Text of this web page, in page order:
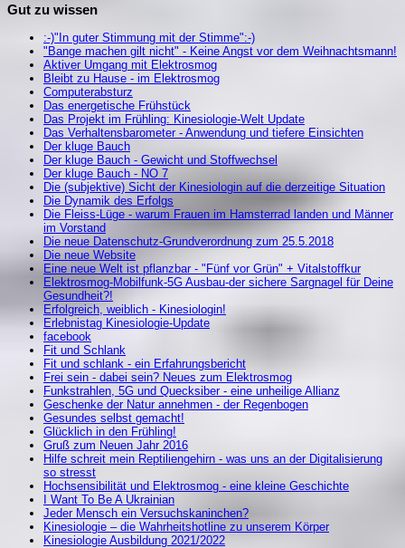
Gut zu wissen
:-)"In guter Stimmung mit der Stimme":-)
"Bange machen gilt nicht" - Keine Angst vor dem Weihnachtsmann!
Aktiver Umgang mit Elektrosmog
Bleibt zu Hause - im Elektrosmog
Computerabsturz
Das energetische Frühstück
Das Projekt im Frühling: Kinesiologie-Welt Update
Das Verhaltensbarometer - Anwendung und tiefere Einsichten
Der kluge Bauch
Der kluge Bauch - Gewicht und Stoffwechsel
Der kluge Bauch - NO 7
Die (subjektive) Sicht der Kinesiologin auf die derzeitige Situation
Die Dynamik des Erfolgs
Die Fleiss-Lüge - warum Frauen im Hamsterrad landen und Männer
im Vorstand
Die neue Datenschutz-Grundverordnung zum 25.5.2018
Die neue Website
Eine neue Welt ist pflanzbar - "Fünf vor Grün" + Vitalstoffkur
Elektrosmog-Mobilfunk-5G Ausbau-der sichere Sargnagel für Deine
Gesundheit?!
Erfolgreich, weiblich - Kinesiologin!
Erlebnistag Kinesiologie-Update
facebook
Fit und Schlank
Fit und schlank - ein Erfahrungsbericht
Frei sein - dabei sein? Neues zum Elektrosmog
Funkstrahlen, 5G und Quecksiber - eine unheilige Allianz
Geschenke der Natur annehmen - der Regenbogen
Gesundes selbst gemacht!
Glücklich in den Frühling!
Gruß zum Neuen Jahr 2016
Hilfe schreit mein Reptiliengehirn - was uns an der Digitalisierung
so stresst
Hochsensibilität und Elektrosmog - eine kleine Geschichte
I Want To Be A Ukrainian
Jeder Mensch ein Versuchskaninchen?
Kinesiologie – die Wahrheitshotline zu unserem Körper
Kinesiologie Ausbildung 2021/2022